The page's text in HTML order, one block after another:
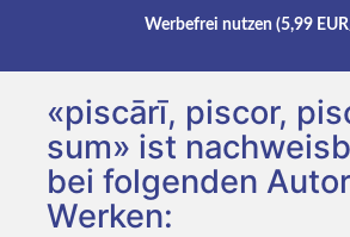
Werbefrei nutzen (5,99
«piscārī, piscor,
sum» ist
bei folgenden
Werken: